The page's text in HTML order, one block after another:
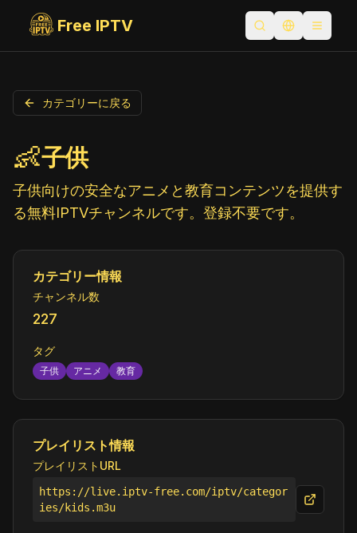
Free IPTV 検索を開く言語を切り替
カテゴリーに戻る
👶子供
子供向けの安全なアニメと教育コンテンツを提供す
る無料IPTVチャンネルです。登録不要です。
カテゴリー情報
チャンネル数
227
タグ
子供 アニメ 教育
プレイリスト情報
プレイリストURL
https://live.iptv-free.com/iptv/categor
ies/kids.m3u